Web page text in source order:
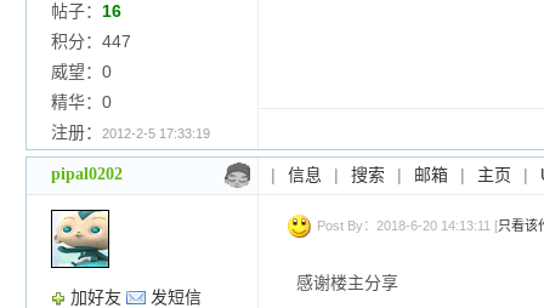
帖子： 16
积分：447
威望：0
精华：0
注册：
2012-2-5 17:33:19
pipal0202 | 信息 | 搜索 | 邮箱 | 主页 |
加好友 发短信
Post By：2018-6-20 14:13:11 [只看该
感谢楼主分享